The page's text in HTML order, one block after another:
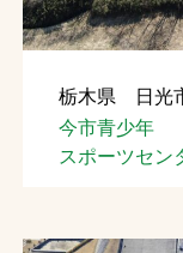
文字の見えづ
栃木県 日光
今市青少年
スポーツセン